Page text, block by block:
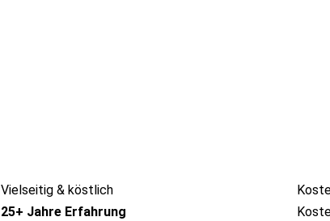
Vielseitig & köstlich
25+ Jahre Erfahrung